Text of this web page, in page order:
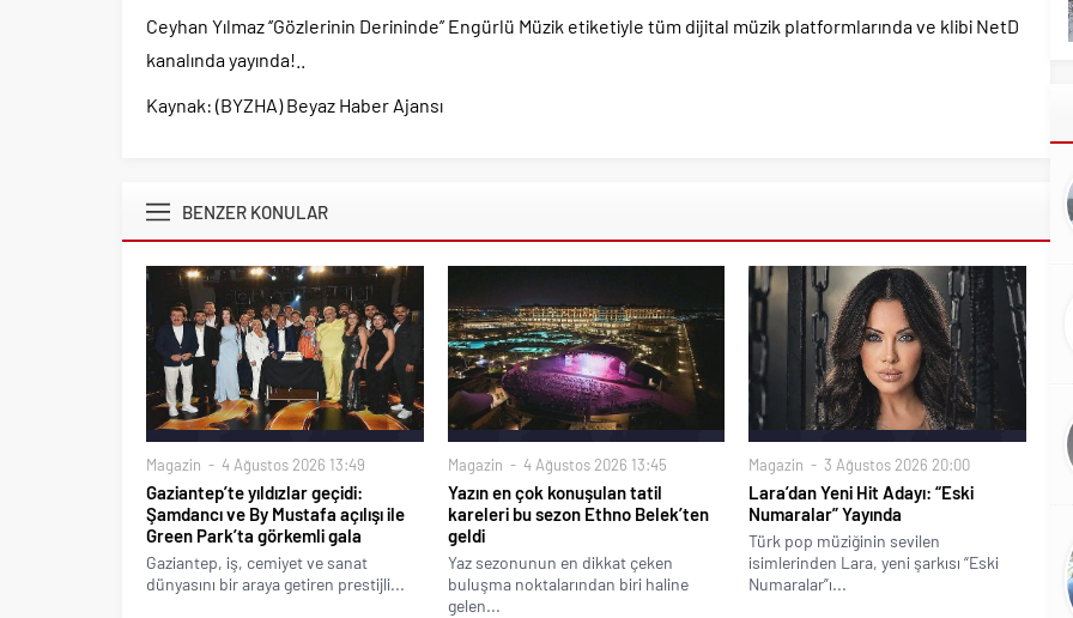
Ceyhan Yılmaz ‘’Gözlerinin Derininde’’ Engürlü Müzik etiketiyle tüm dijital müzik platformlarında ve klibi NetD
kanalında yayında!..
Kaynak: (BYZHA) Beyaz Haber Ajansı
BENZER KONULAR
Magazin 4 Ağustos 2026 13:49
Gaziantep’te yıldızlar geçidi:
Şamdancı ve By Mustafa açılışı ile
Green Park’ta görkemli gala
Gaziantep, iş, cemiyet ve sanat
dünyasını bir araya getiren prestijli...
Magazin 4 Ağustos 2026 13:45
Yazın en çok konuşulan tatil
kareleri bu sezon Ethno Belek’ten
geldi
Yaz sezonunun en dikkat çeken
buluşma noktalarından biri haline
gelen...
Magazin 3 Ağustos 2026 20:00
Lara’dan Yeni Hit Adayı: “Eski
Numaralar” Yayında
Türk pop müziğinin sevilen
isimlerinden Lara, yeni şarkısı “Eski
Numaralar”ı...